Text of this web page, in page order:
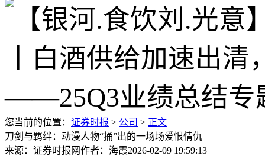
您当前的位置： 证券时报 > 公司 > 正文
刀剑与羁绊：动漫人物“捅”出的一场场爱恨情仇
来源：证券时报网作者：海霞2026-02-09 19:59:13